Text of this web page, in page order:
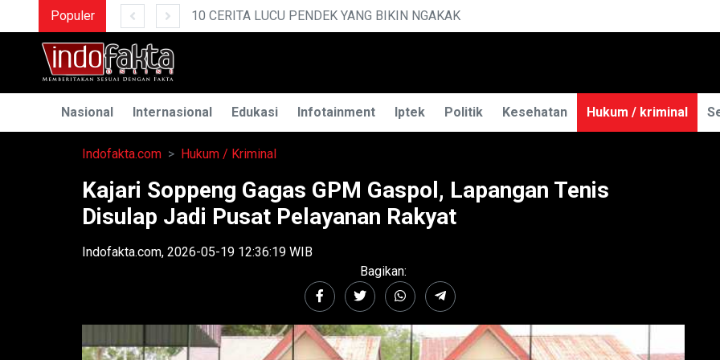
Populer
YANG BIKIN NGAKAK MENGUAK RAHASIA ILMU TELEPATI
Nasional Internasional Edukasi Infotainment Iptek Politik Kesehatan Hukum / kriminal
Indofakta.com Hukum / Kriminal
Kajari Soppeng Gagas GPM Gaspol, Lapangan Tenis
Disulap Jadi Pusat Pelayanan Rakyat
Indofakta.com, 2026-05-19 12:36:19 WIB
Bagikan: